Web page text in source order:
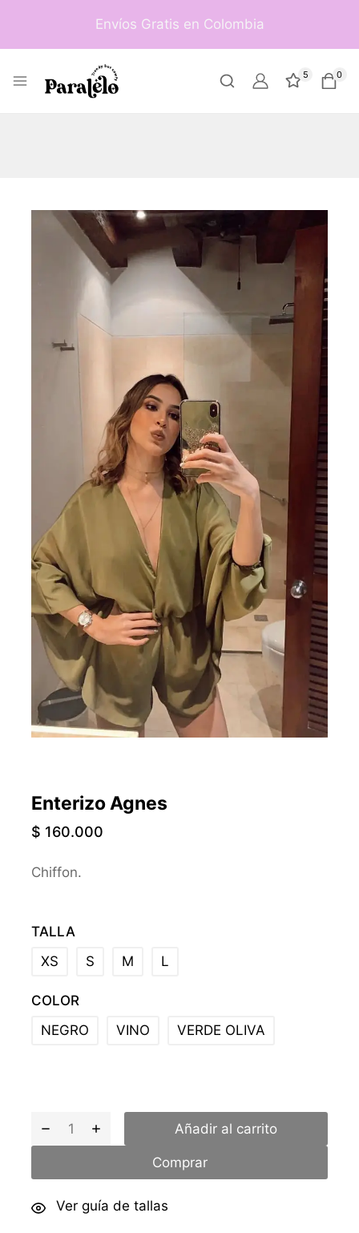
Envíos Gratis en Colombia
5 0
Enterizo Agnes
$ 160.000
Chiffon.
TALLA
XS
S M L
COLOR
NEGRO
VINO VERDE OLIVA
Añadir al carrito
Comprar
Ver guía de tallas